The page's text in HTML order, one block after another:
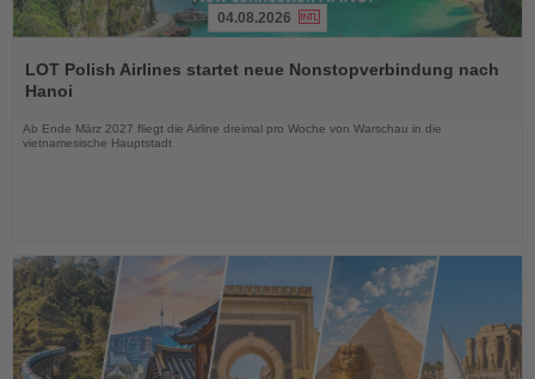
Sie
die
04.08.2026
LOT Polish Airlines startet neue Nonstopverbindung nach
Hanoi
Ab Ende März 2027 fliegt die Airline dreimal pro Woche von Warschau in die
vietnamesische Hauptstadt